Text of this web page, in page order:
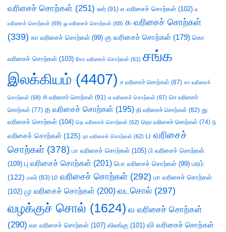
வரிசைச் சொற்கள் (251) ஊர் (91) எ வரிசைச் சொற்கள் (102) ஏ
வரிசைச் சொற்கள் (69) ஒ வரிசைச் சொற்கள் (68) க வரிசைச் சொற்கள்
(339) கா வரிசைச் சொற்கள் (99) கு வரிசைச் சொற்கள் (179) கொ
வரிசைச் சொற்கள் (103) கோ வரிசைச் சொற்கள் (61) சங்க
இலக்கியம் (4407) ச வரிசைச் சொற்கள் (87) சா வரிசைச்
சொற்கள் (68) சி வரிசைச் சொற்கள் (91) சு வரிசைச் சொற்கள் (67) செ வரிசைச்
சொற்கள் (77) த வரிசைச் சொற்கள் (195) தி வரிசைச் சொற்கள் (82) து
வரிசைச் சொற்கள் (104) தெ வரிசைச் சொற்கள் (62) தொ வரிசைச் சொற்கள் (74) ந
வரிசைச் சொற்கள் (125) நா வரிசைச் சொற்கள் (62) ப வரிசைச்
சொற்கள் (378) பா வரிசைச் சொற்கள் (105) பி வரிசைச் சொற்கள்
(109) பு வரிசைச் சொற்கள் (201) பொ வரிசைச் சொற்கள் (99) மரம்
(122) மலர் (83) ம வரிசைச் சொற்கள் (292) மா வரிசைச் சொற்கள்
(102) மு வரிசைச் சொற்கள் (200) வடசொல் (297)
வழக்குச் சொல் (1624) வ வரிசைச் சொற்கள்
(290) வா வரிசைச் சொற்கள் (107) விலங்கு (101) வி வரிசைச் சொற்கள்